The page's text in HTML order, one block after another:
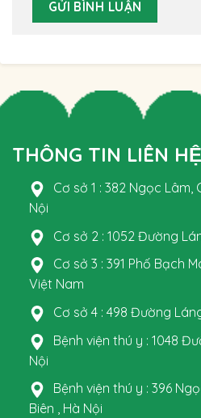
THÔNG TIN LIÊN HỆ
Cơ sở 1 : 382 Ngọc Lâm,
Nội
Cơ sở 2 : 1052 Đường
Cơ sở 3 : 391 Phố Bạch
Việt Nam
Cơ sở 4 : 498 Đường
Bệnh viện thú y : 1048
Nội
Bệnh viện thú y : 396
Biên , Hà Nội